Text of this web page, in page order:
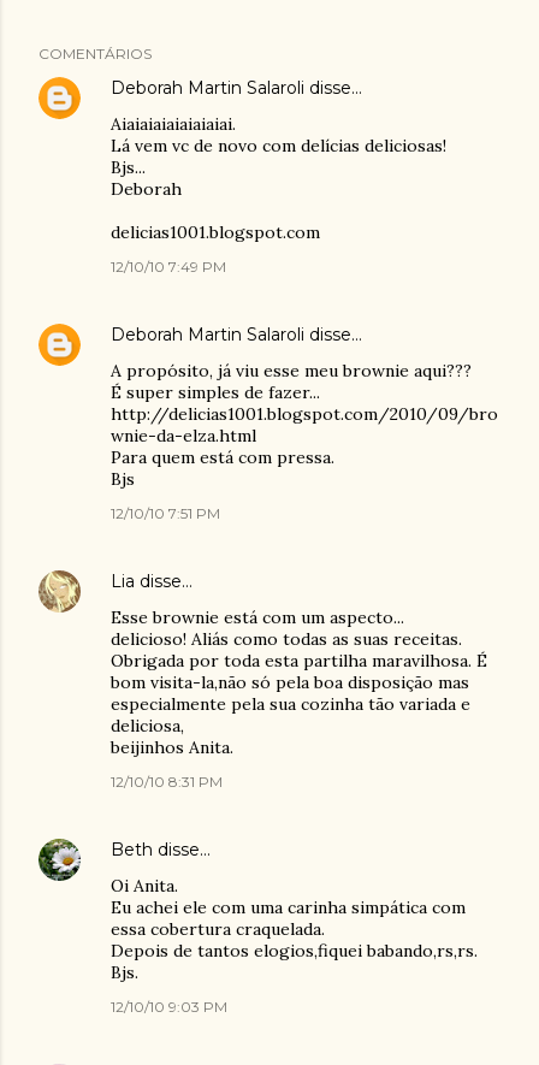
COMENTÁRIOS
Deborah Martin Salaroli disse…
Aiaiaiaiaiaiaiaiai.
Lá vem vc de novo com delícias deliciosas!
Bjs...
Deborah
delicias1001.blogspot.com
12/10/10 7:49 PM
Deborah Martin Salaroli disse…
A propósito, já viu esse meu brownie aqui???
É super simples de fazer...
http://delicias1001.blogspot.com/2010/09/bro
wnie-da-elza.html
Para quem está com pressa.
Bjs
12/10/10 7:51 PM
Lia disse…
Esse brownie está com um aspecto...
delicioso! Aliás como todas as suas receitas.
Obrigada por toda esta partilha maravilhosa. É
bom visita-la,não só pela boa disposição mas
especialmente pela sua cozinha tão variada e
deliciosa,
beijinhos Anita.
12/10/10 8:31 PM
Beth disse…
Oi Anita.
Eu achei ele com uma carinha simpática com
essa cobertura craquelada.
Depois de tantos elogios,fiquei babando,rs,rs.
Bjs.
12/10/10 9:03 PM